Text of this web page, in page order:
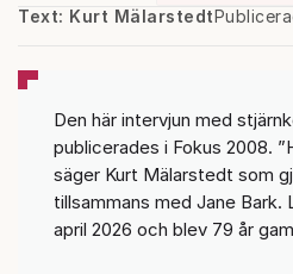
Text: Kurt Mälarstedt
Den här intervjun med
publicerades i Fokus 2008.
säger Kurt Mälarstedt som
tillsammans med Jane
april 2026 och blev 79 år